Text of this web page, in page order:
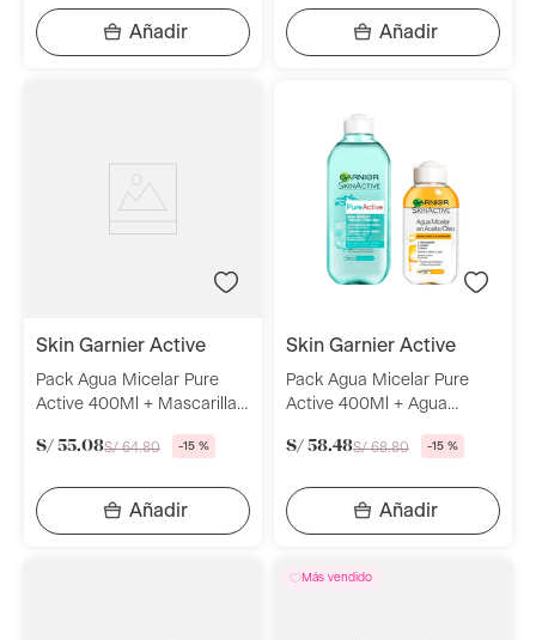
skin garnier active
Pack Agua Micelar Pure
Active 400Ml + Mascarilla
Garnier
S/ 55.08S/ 64.80 -15 %
skin garnier active
Pack Agua Micelar Pure
Active 400Ml + Agua
Garnier
S/ 58.48S/ 68.80 -15 %